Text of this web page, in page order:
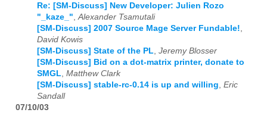
Re: [SM-Discuss] New Developer: Julien Rozo
"_kaze_" Alexander Tsamutali
[SM-Discuss] 2007 Source Mage Server Fundable!
David Kowis
[SM-Discuss] State of the PL Jeremy Blosser
[SM-Discuss] Bid on a dot-matrix printer, donate to
SMGL Matthew Clark
[SM-Discuss] stable-rc-0.14 is up and willing Eric
Sandall
07/10/03